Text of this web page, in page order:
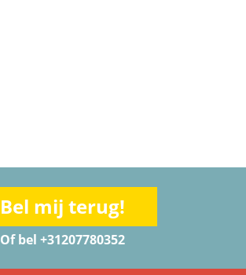
Bel mij terug!
Of bel +31207780352